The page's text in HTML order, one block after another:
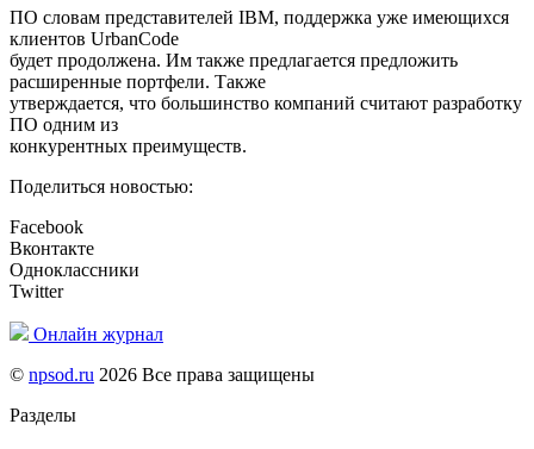
ПО словам представителей IBM, поддержка уже имеющихся
клиентов UrbanCode
будет продолжена. Им также предлагается предложить
расширенные портфели. Также
утверждается, что большинство компаний считают разработку
ПО одним из
конкурентных преимуществ.
Поделиться новостью:
Facebook
Вконтакте
Одноклассники
Twitter
Онлайн журнал
© npsod.ru 2026 Все права защищены
Разделы